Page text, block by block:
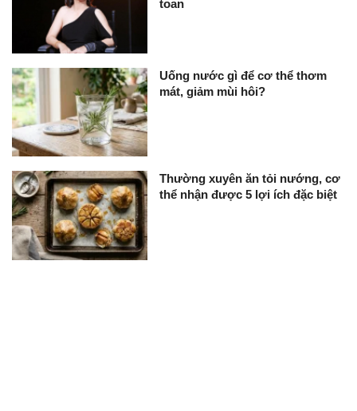
toan
Uống nước gì để cơ thể thơm
mát, giảm mùi hôi?
Thường xuyên ăn tỏi nướng, cơ
thể nhận được 5 lợi ích đặc biệt